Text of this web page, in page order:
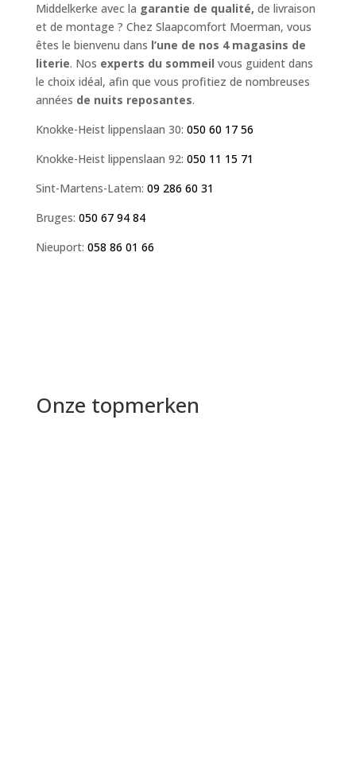
Middelkerke avec la garantie de qualité, de livraison
et de montage ? Chez Slaapcomfort Moerman, vous
êtes le bienvenu dans l’une de nos 4 magasins de
literie. Nos experts du sommeil vous guident dans
le choix idéal, afin que vous profitiez de nombreuses
années de nuits reposantes.
Knokke-Heist lippenslaan 30: 050 60 17 56
Knokke-Heist lippenslaan 92: 050 11 15 71
Sint-Martens-Latem: 09 286 60 31
Bruges: 050 67 94 84
Nieuport: 058 86 01 66
Onze topmerken